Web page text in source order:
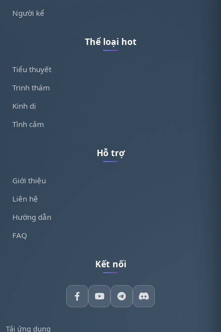
Người kể
Thể loại hot
Tiểu thuyết
Trinh thám
Kinh dị
Tình cảm
Hỗ trợ
Giới thiệu
Liên hệ
Hướng dẫn
FAQ
Kết nối
Tải ứng dụng